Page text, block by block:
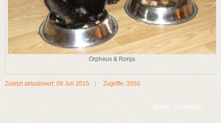
Orpheus & Ronja
Zuletzt aktualisiert: 09 Juli 2015 Zugriffe: 3550
MEHR...:ORPHEUS